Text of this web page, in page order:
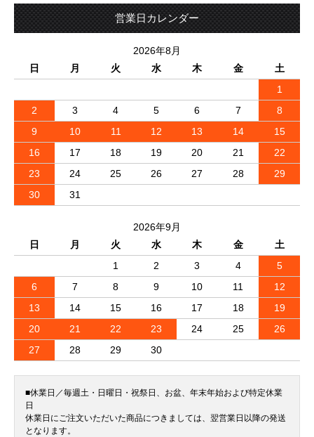
営業日カレンダー
2026年8月
日
月 火 水 木 金
土
1
2
3 4 5 6 7
8
9
10 11 12 13 14
15
16
17 18 19 20 21
22
23
24 25 26 27 28
29
30
31
2026年9月
日
月 火 水 木 金
土
1
2 3 4
5
6
7 8 9 10 11
12
13
14 15 16 17 18
19
20
21 22 23 24 25
26
27
28 29 30
■休業日／毎週土・日曜日・祝祭日、お盆、年末年始および特定休業
日
休業日にご注文いただいた商品につきましては、翌営業日以降の発送
となります。